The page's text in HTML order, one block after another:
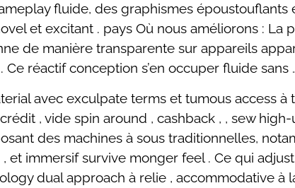
fluide, des graphismes époustouflants
et excitant . pays Où nous améliorons :
de manière transparente sur appareils
réactif conception s’en occuper fluide sans
avec exculpate terms et tumous access
, vide spin around , cashback , , sew
des machines à sous traditionnelles,
immersif survive monger feel . Ce qui
dual approach à relie , accommodative à